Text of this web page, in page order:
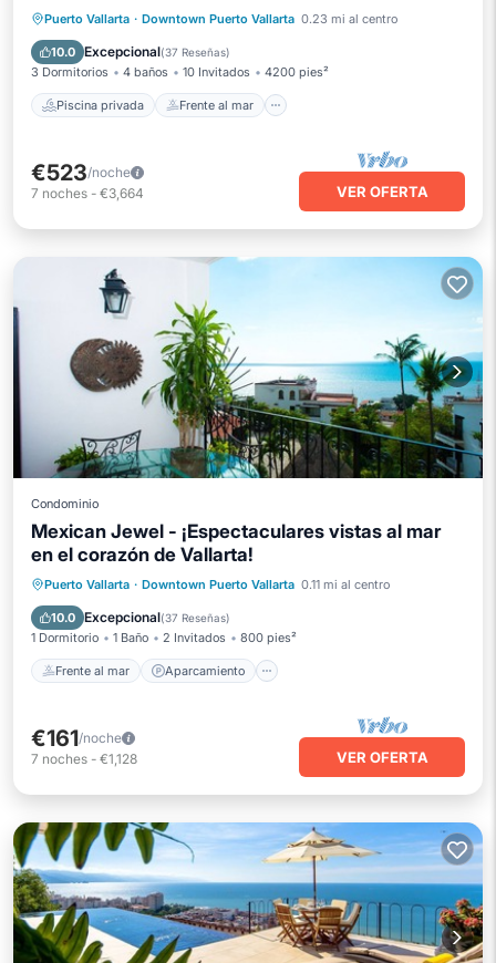
Puerto Vallarta · Downtown Puerto Vallarta 0.23 mi al centro
10.0 Excepcional(37 Reseñas)
3 Dormitorios 4 baños 10 Invitados 4200 pies²
Piscina privada Frente al mar
Piscina privada
Frente al mar
Bañera de hidromasaje
€523/noche
7 noches - €3,664 VER OFERTA
Condominio
Mexican Jewel - ¡Espectaculares vistas al mar
en el corazón de Vallarta!
Puerto Vallarta · Downtown Puerto Vallarta 0.11 mi al centro
10.0 Excepcional(37 Reseñas)
1 Dormitorio 1 Baño 2 Invitados 800 pies²
Frente al mar Aparcamiento
Frente al mar Aparcamiento
Piscina
Vista al mar
€161/noche
7 noches - €1,128 VER OFERTA